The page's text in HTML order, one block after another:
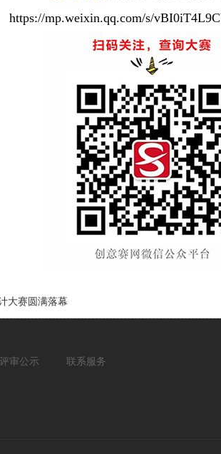
https://mp.weixin.qq.com/s/
大赛圆满落幕
评审公示 联系服务